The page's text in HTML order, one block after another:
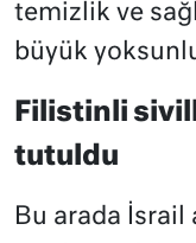
temizlik ve
büyük
Filistinli
tutuldu
Bu arada İsrail